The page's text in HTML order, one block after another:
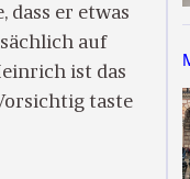
dass er etwas
auf
ist das
taste